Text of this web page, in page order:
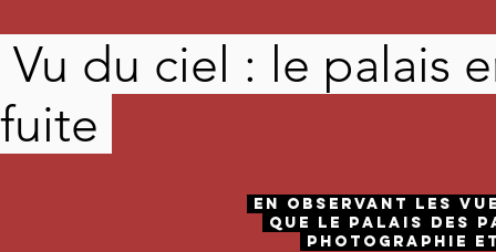
Vu du ciel : le palais
fuite
En observant les
que le Palais des
photographie